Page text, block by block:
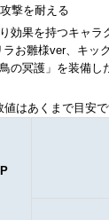
撃を耐える
効果を持つキャラ
ラお雛様ver、キッ
鳥の冥護」を装備
はあくまで目安